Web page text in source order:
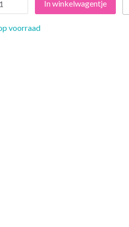
In winkelwagentje
voorraad